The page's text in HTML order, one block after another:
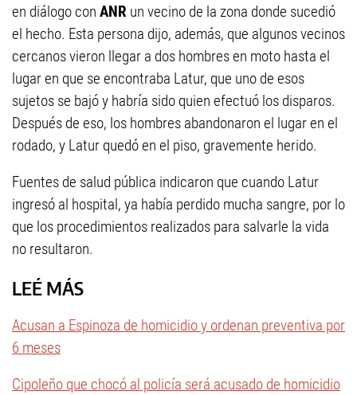
en diálogo con ANR un vecino de la zona donde sucedió
el hecho. Esta persona dijo, además, que algunos vecinos
cercanos vieron llegar a dos hombres en moto hasta el
lugar en que se encontraba Latur, que uno de esos
sujetos se bajó y habría sido quien efectuó los disparos.
Después de eso, los hombres abandonaron el lugar en el
rodado, y Latur quedó en el piso, gravemente herido.
Fuentes de salud pública indicaron que cuando Latur
ingresó al hospital, ya había perdido mucha sangre, por lo
que los procedimientos realizados para salvarle la vida
no resultaron.
LEÉ MÁS
Acusan a Espinoza de homicidio y ordenan preventiva por
6 meses
Cipoleño que chocó al policía será acusado de homicidio